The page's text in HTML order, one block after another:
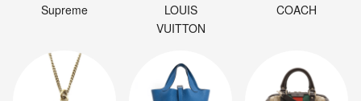
Supreme
LOUIS
VUITTON
COACH